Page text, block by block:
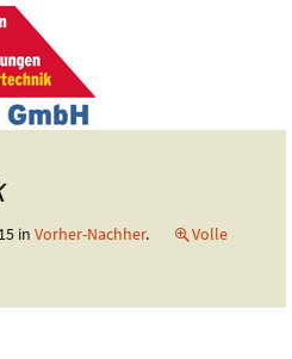
in Vorher-Nachher.
Volle